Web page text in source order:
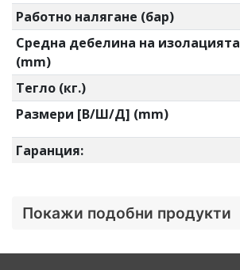
Работно налягане (бар)
Средна дебелина на изолацията
(mm)
Тегло (кг.)
Размери [В/Ш/Д] (mm)
Гаранция:
Покажи подобни продукти